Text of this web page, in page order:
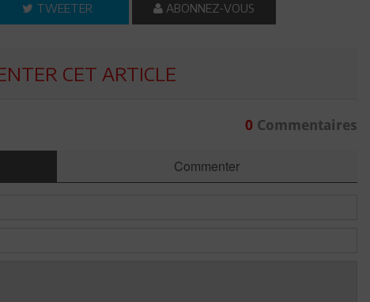
TWEETER ABONNEZ-VOUS
CET ARTICLE
0Commentaires
Commenter